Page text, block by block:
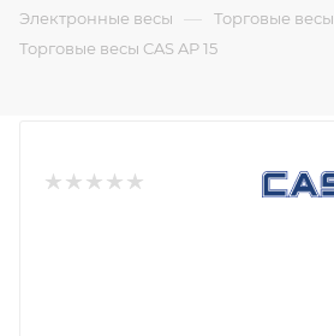
Электронные весы — Торговые весы
Торговые весы CAS AP 15